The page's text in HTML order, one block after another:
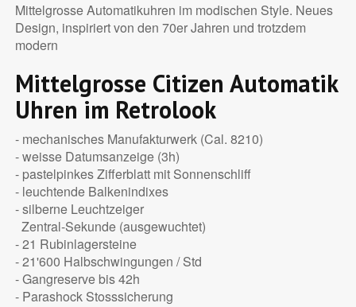
Mittelgrosse Automatikuhren im modischen Style. Neues
Design, inspiriert von den 70er Jahren und trotzdem
modern
Mittelgrosse Citizen Automatik
Uhren im Retrolook
- mechanisches Manufakturwerk (Cal. 8210)
- weisse Datumsanzeige (3h)
- pastelpinkes Zifferblatt mit Sonnenschliff
- leuchtende Balkenindixes
- silberne Leuchtzeiger
Zentral-Sekunde (ausgewuchtet)
- 21 Rubinlagersteine
- 21'600 Halbschwingungen / Std
- Gangreserve bis 42h
- Parashock Stosssicherung